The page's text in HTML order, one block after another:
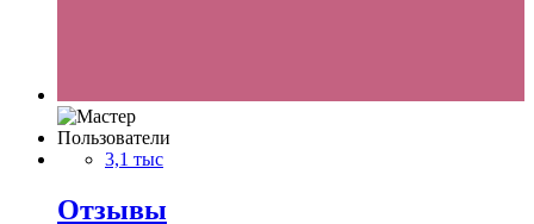
Пользователи
3,1 тыс
Отзывы